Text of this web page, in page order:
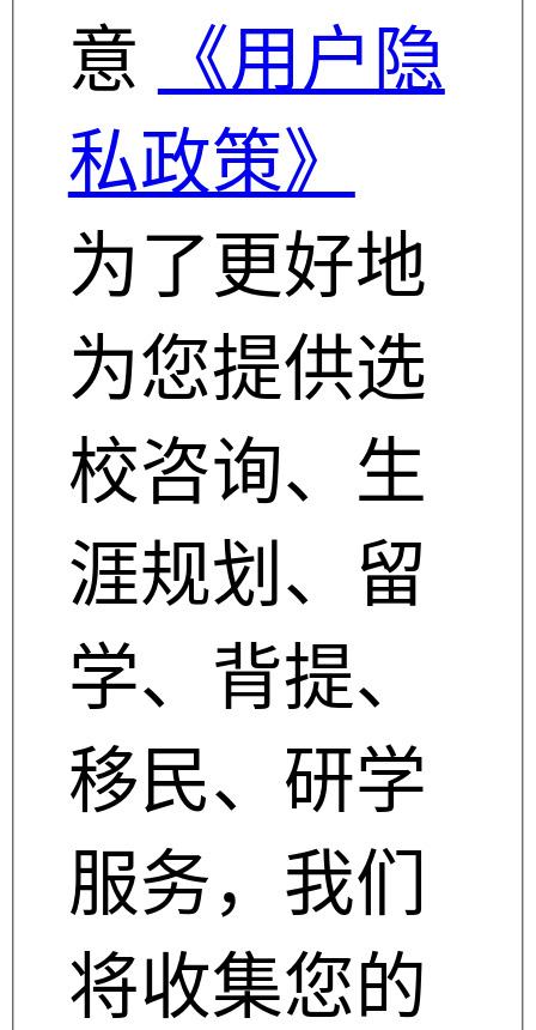
意
《用户隐
私政策》
为了更好地
为您提供选
校咨询、生
涯规划、留
学、背提、
移民、研学
服务，我们
将收集您的